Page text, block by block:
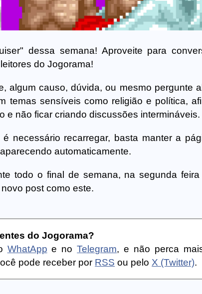
dessa semana! Aproveite para
do Jogorama!
algum causo, dúvida, ou mesmo pergunte
temas sensíveis como religião e política,
e não ficar criando discussões intermináveis.
necessário recarregar, basta manter a
automaticamente.
todo o final de semana, na segunda feira
post como este.
do Jogorama?
WhatApp e noTelegram, e não perca
pode receber por RSS ou pelo X (Twitter).